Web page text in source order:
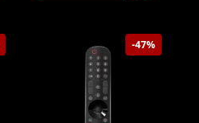
-47%